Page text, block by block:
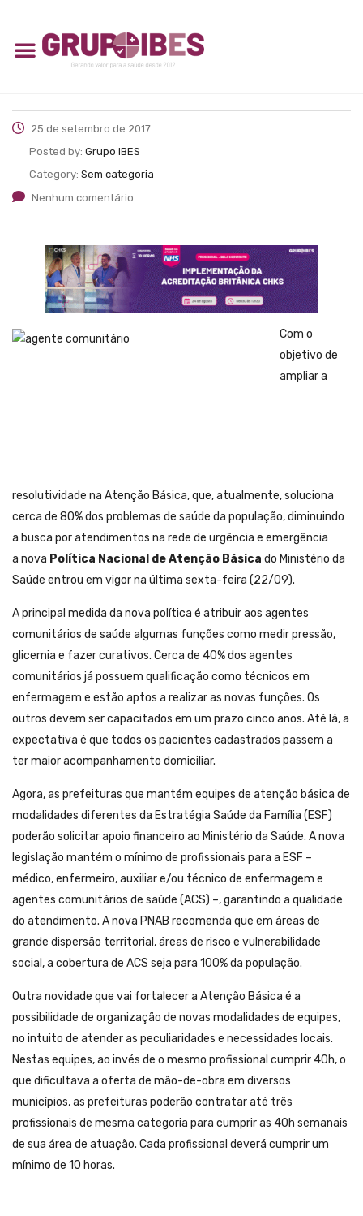
25 de setembro de 2017
Posted by: Grupo IBES
Category: Sem categoria
Nenhum comentário
Com o
objetivo de
ampliar a
resolutividade na Atenção Básica, que, atualmente, soluciona
cerca de 80% dos problemas de saúde da população, diminuindo
a busca por atendimentos na rede de urgência e emergência
a nova Política Nacional de Atenção Básica do Ministério da
Saúde entrou em vigor na última sexta-feira (22/09).
A principal medida da nova política é atribuir aos agentes
comunitários de saúde algumas funções como medir pressão,
glicemia e fazer curativos. Cerca de 40% dos agentes
comunitários já possuem qualificação como técnicos em
enfermagem e estão aptos a realizar as novas funções. Os
outros devem ser capacitados em um prazo cinco anos. Até lá, a
expectativa é que todos os pacientes cadastrados passem a
ter maior acompanhamento domiciliar.
Agora, as prefeituras que mantém equipes de atenção básica de
modalidades diferentes da Estratégia Saúde da Família (ESF)
poderão solicitar apoio financeiro ao Ministério da Saúde. A nova
legislação mantém o mínimo de profissionais para a ESF –
médico, enfermeiro, auxiliar e/ou técnico de enfermagem e
agentes comunitários de saúde (ACS) –, garantindo a qualidade
do atendimento. A nova PNAB recomenda que em áreas de
grande dispersão territorial, áreas de risco e vulnerabilidade
social, a cobertura de ACS seja para 100% da população.
Outra novidade que vai fortalecer a Atenção Básica é a
possibilidade de organização de novas modalidades de equipes,
no intuito de atender as peculiaridades e necessidades locais.
Nestas equipes, ao invés de o mesmo profissional cumprir 40h, o
que dificultava a oferta de mão-de-obra em diversos
municípios, as prefeituras poderão contratar até três
profissionais de mesma categoria para cumprir as 40h semanais
de sua área de atuação. Cada profissional deverá cumprir um
mínimo de 10 horas.